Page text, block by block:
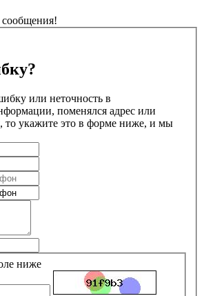
сообщения!
или неточность в
поменялся адрес или
то укажите это в форме ниже, и мы
ниже